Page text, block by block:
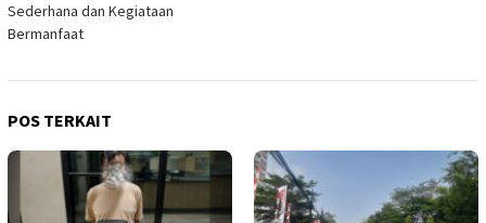
Sederhana dan Kegiataan
Bermanfaat
POS TERKAIT